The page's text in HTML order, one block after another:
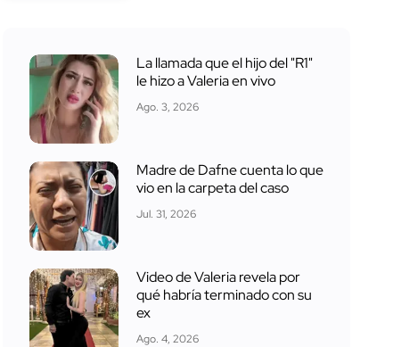
La llamada que el hijo del "R1"
le hizo a Valeria en vivo
Ago. 3, 2026
Madre de Dafne cuenta lo que
vio en la carpeta del caso
Jul. 31, 2026
Video de Valeria revela por
qué habría terminado con su
ex
Ago. 4, 2026